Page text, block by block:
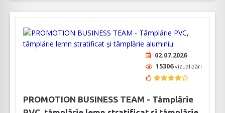
02.07.2026
15306vizualizări
PROMOTION BUSINESS TEAM - Tâmplărie